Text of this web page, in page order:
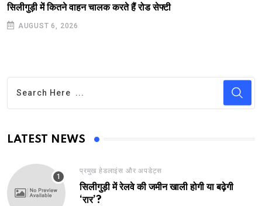
सिलीगुड़ी में कितने वाहन चालक करते हैं रोड सेफ्टी
AUGUST 6, 2026
LATEST NEWS
प्रमुख हेडलाइंस और अपडेट्स
सिलीगुड़ी में रेलवे की जमीन खाली होगी या बढ़ेगी
‘रार’?